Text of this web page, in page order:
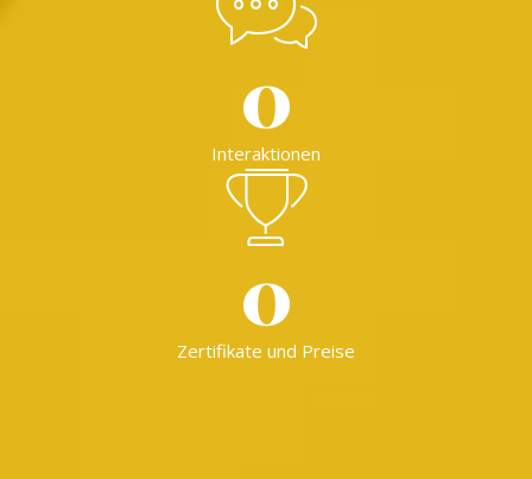
0
Interaktionen
0
Zertifikate und Preise